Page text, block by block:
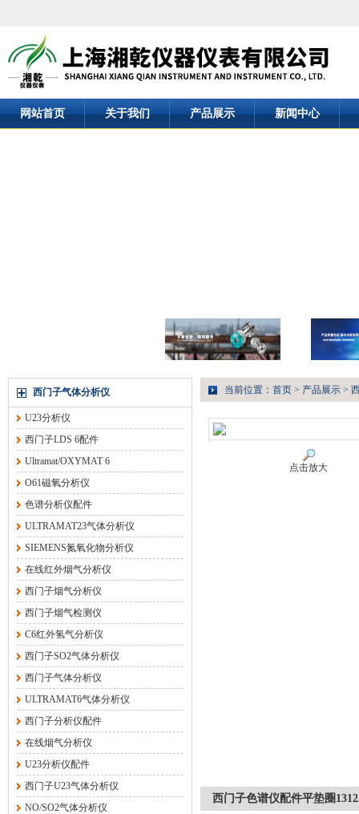
网站首页 关于我们 产品展示 新闻中心
西门子气体分析仪
U23分析仪
西门子LDS 6配件
Ultramat/OXYMAT 6
O61磁氧分析仪
色谱分析仪配件
ULTRAMAT23气体分析仪
SIEMENS氮氧化物分析仪
在线红外烟气分析仪
西门子烟气分析仪
西门子烟气检测仪
C6红外氢气分析仪
西门子SO2气体分析仪
西门子气体分析仪
ULTRAMAT6气体分析仪
西门子分析仪配件
在线烟气分析仪
U23分析仪配件
西门子U23气体分析仪
NO/SO2气体分析仪
当前位置： 首页 > 产品展示 >
点击放大
西门子色谱仪配件平垫圈